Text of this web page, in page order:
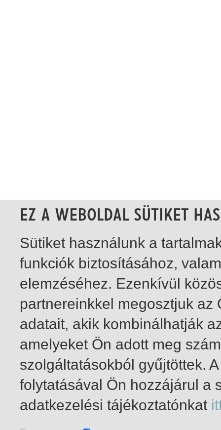
1-6 / total 6 hit
Sütiket használunk a
funkciók biztosításához,
elemzéséhez. Ezenkívül
partnereinkkel megosztjuk
adatait, akik kombinálhatják
amelyeket Ön adott meg
szolgáltatásokból gyűjtöttek.
folytatásával Ön hozzájárul a
adatkezelési tájékoztatónkat